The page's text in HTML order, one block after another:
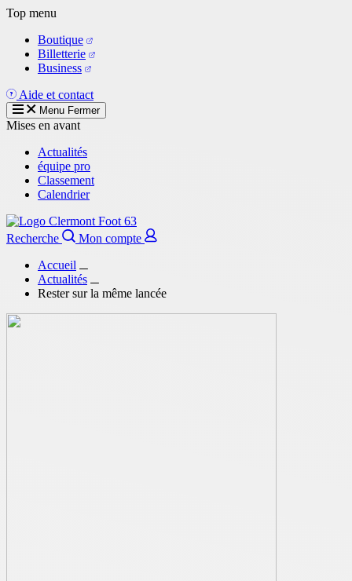
Aller
contenu
principal
Top menu
Boutique
Billetterie
Business
Aide et contact
Menu Fermer
Mises en avant
Actualités
équipe pro
Classement
Calendrier
Recherche
Mon compte
Accueil
Actualités
Rester sur la même lancée